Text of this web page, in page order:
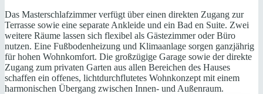
Das Masterschlafzimmer verfügt über einen direkten Zugang zur
Terrasse sowie eine separate Ankleide und ein Bad en Suite. Zwei
weitere Räume lassen sich flexibel als Gästezimmer oder Büro
nutzen. Eine Fußbodenheizung und Klimaanlage sorgen ganzjährig
für hohen Wohnkomfort. Die großzügige Garage sowie der direkte
Zugang zum privaten Garten aus allen Bereichen des Hauses
schaffen ein offenes, lichtdurchflutetes Wohnkonzept mit einem
harmonischen Übergang zwischen Innen- und Außenraum.